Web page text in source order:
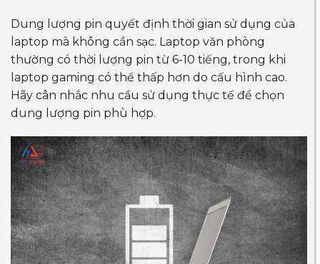
Dung lượng pin quyết định thời gian sử dụng của
laptop mà không cần sạc. Laptop văn phòng
thường có thời lượng pin từ 6-10 tiếng, trong khi
laptop gaming có thể thấp hơn do cấu hình cao.
Hãy cân nhắc nhu cầu sử dụng thực tế để chọn
dung lượng pin phù hợp.